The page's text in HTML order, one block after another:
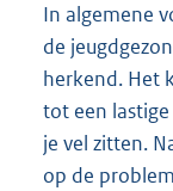
In algemene
de
herkend. Het
tot een
je vel zitten.
op de